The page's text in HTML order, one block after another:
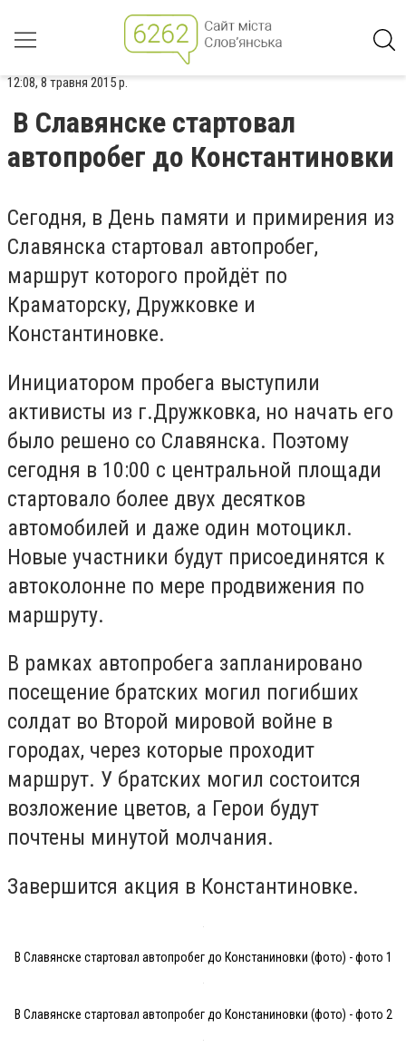
12:08, 8 травня 2015 р.
В Славянске стартовал
автопробег до Константиновки
Сегодня, в День памяти и примирения из
Славянска стартовал автопробег,
маршрут которого пройдёт по
Краматорску, Дружковке и
Константиновке.
Инициатором пробега выступили
активисты из г.Дружковка, но начать его
было решено со Славянска. Поэтому
сегодня в 10:00 с центральной площади
стартовало более двух десятков
автомобилей и даже один мотоцикл.
Новые участники будут присоединятся к
автоколонне по мере продвижения по
маршруту.
В рамках автопробега запланировано
посещение братских могил погибших
солдат во Второй мировой войне в
городах, через которые проходит
маршрут. У братских могил состоится
возложение цветов, а Герои будут
почтены минутой молчания.
Завершится акция в Константиновке.
В Славянске стартовал автопробег до Констаниновки (фото) - фото 1
В Славянске стартовал автопробег до Констаниновки (фото) - фото 2